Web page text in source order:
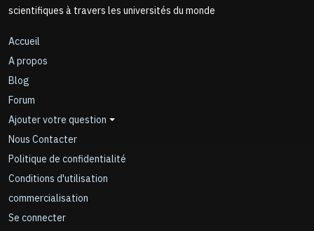
scientifiques à travers les universités du monde
Accueil
A propos
Blog
Forum
Ajouter votre question
Nous Contacter
Politique de confidentialité
Conditions d'utilisation
commercialisation
Se connecter